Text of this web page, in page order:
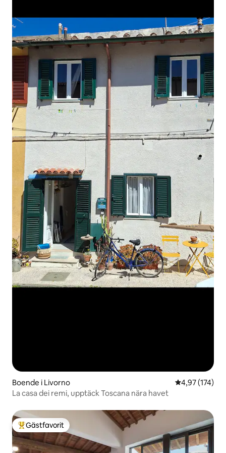
Boende i Livorno 4,97 av 5 i
4,97 (174)
La casa dei remi, upptäck Toscana nära havet
Populär gästfavorit
Gästfavorit